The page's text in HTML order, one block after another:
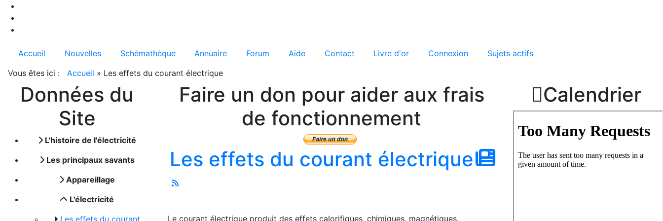
Accueil Nouvelles Schémathèque Annuaire Forum Aide Contact Livre d'or Connexion
Sujets actifs
Vous êtes ici :
Accueil » Les effets du courant électrique
Données du
Site
L'histoire de l'électricité
Les principaux savants
Appareillage
L'électricité
Les effets du courant
Faire un don pour aider aux frais
de fonctionnement
Les effets du courant électrique
Le courant électrique produit des effets calorifiques, chimiques, magnétiques.
Calendrier